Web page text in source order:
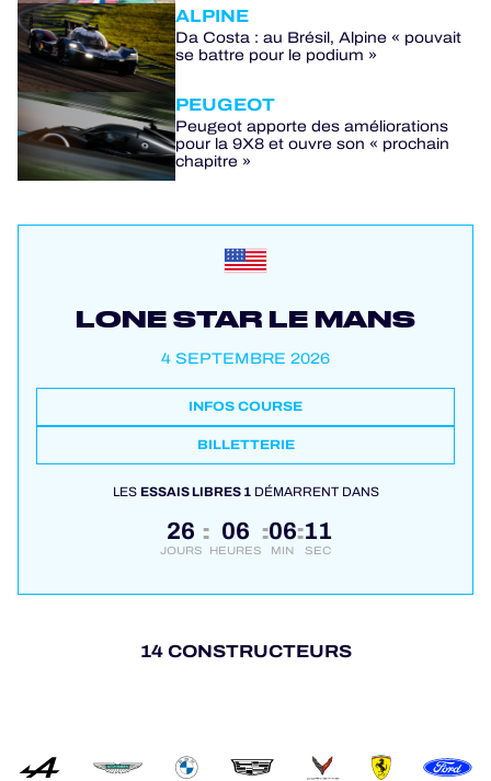
ALPINE
Da Costa : au Brésil, Alpine « pouvait
se battre pour le podium »
PEUGEOT
Peugeot apporte des améliorations
pour la 9X8 et ouvre son « prochain
chapitre »
LONE STAR LE MANS
4 SEPTEMBRE 2026
INFOS COURSE
BILLETTERIE
LESESSAIS LIBRES 1DÉMARRENT DANS
26
JOURS
: 06
HEURES
:06
MIN
:11
SEC
14 CONSTRUCTEURS